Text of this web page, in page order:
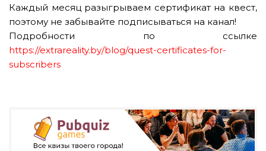
Каждый месяц разыгрываем сертификат на квест,
поэтому не забывайте подписываться на канал!
Подробности по ссылке
https://extrareality.by/blog/quest-certificates-for-
subscribers